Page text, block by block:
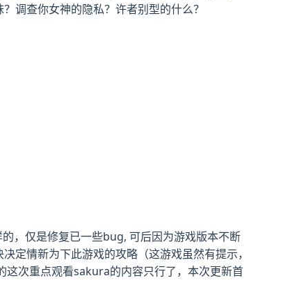
调查你女神的隐私？许者别型的什么？
，仅是修复已一些bug, 可后因为游戏版本不断
定情新为下此游戏的攻略（这游戏虽然有提示，
这次重点观看sakura的内容只行了，本次更新首